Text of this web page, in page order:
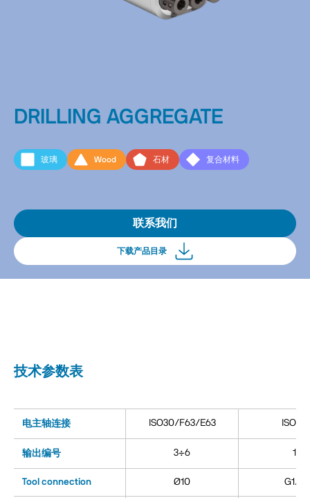
DRILLING AGGREGATE
玻璃 Wood 石材 复合材料
联系我们
下载产品目录
技术参数表
电主轴连接 ISO30/F63/E63 ISO40
输出编号 3÷6 1
Tool connection Ø10 G1/2